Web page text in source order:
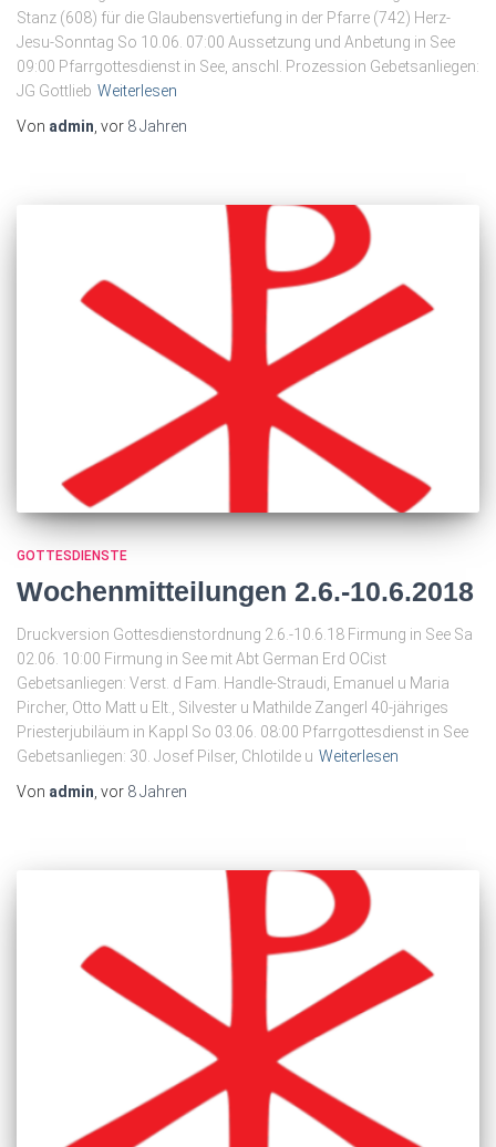
Stanz (608) für die Glaubensvertiefung in der Pfarre (742) Herz-
Jesu-Sonntag So 10.06. 07:00 Aussetzung und Anbetung in See
09:00 Pfarrgottesdienst in See, anschl. Prozession Gebetsanliegen:
JG Gottlieb Weiterlesen
Von admin , vor 8 Jahren
GOTTESDIENSTE
Wochenmitteilungen 2.6.-10.6.2018
Druckversion Gottesdienstordnung 2.6.-10.6.18 Firmung in See Sa
02.06. 10:00 Firmung in See mit Abt German Erd OCist
Gebetsanliegen: Verst. d Fam. Handle-Straudi, Emanuel u Maria
Pircher, Otto Matt u Elt., Silvester u Mathilde Zangerl 40-jähriges
Priesterjubiläum in Kappl So 03.06. 08:00 Pfarrgottesdienst in See
Gebetsanliegen: 30. Josef Pilser, Chlotilde u Weiterlesen
Von admin, vor 8 Jahren